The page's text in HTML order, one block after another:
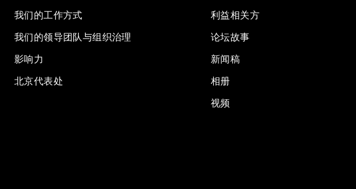
我们的工作方式
我们的领导团队与组织治理
影响力
北京代表处
利益相关方
论坛故事
新闻稿
相册
视频